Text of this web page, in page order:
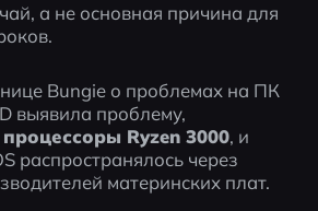
а не основная причина для
Bungie о проблемах на ПК
выявила проблему,
процессоры Ryzen 3000, и
распространялось через
материнских плат.